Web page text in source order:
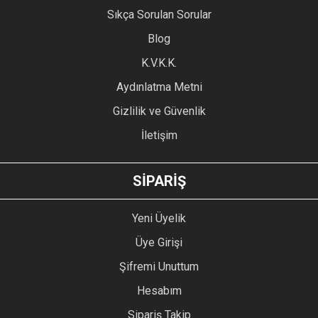
Ürün açıklamasında eksik bilgiler bulunuyor.
Ürün bilgilerinde hatalar bulunuyor.
Ürün fiyatı diğer sitelerden daha pahalı.
GÖNDER
Sıkça Sorulan Sorular
Blog
K.V.K.K.
Aydınlatma Metni
Gizlilik ve Güvenlik
İletişim
SİPARİŞ
Yeni Üyelik
Üye Girişi
Şifremi Unuttum
Hesabım
Sipariş Takip